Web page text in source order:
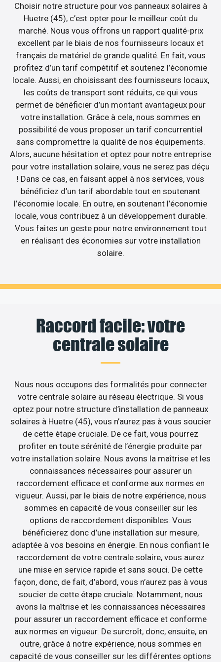
Choisir notre structure pour vos panneaux solaires à
Huetre (45), c’est opter pour le meilleur coût du
marché. Nous vous offrons un rapport qualité-prix
excellent par le biais de nos fournisseurs locaux et
français de matériel de grande qualité. En fait, vous
profitez d’un tarif compétitif et soutenez l’économie
locale. Aussi, en choisissant des fournisseurs locaux,
les coûts de transport sont réduits, ce qui vous
permet de bénéficier d’un montant avantageux pour
votre installation. Grâce à cela, nous sommes en
possibilité de vous proposer un tarif concurrentiel
sans compromettre la qualité de nos équipements.
Alors, aucune hésitation et optez pour notre entreprise
pour votre installation solaire, vous ne serez pas déçu
! Dans ce cas, en faisant appel à nos services, vous
bénéficiez d’un tarif abordable tout en soutenant
l’économie locale. En outre, en soutenant l’économie
locale, vous contribuez à un développement durable.
Vous faites un geste pour notre environnement tout
en réalisant des économies sur votre installation
solaire.
Raccord facile: votre
centrale solaire
Nous nous occupons des formalités pour connecter
votre centrale solaire au réseau électrique. Si vous
optez pour notre structure d’installation de panneaux
solaires à Huetre (45), vous n’aurez pas à vous soucier
de cette étape cruciale. De ce fait, vous pourrez
profiter en toute sérénité de l’énergie produite par
votre installation solaire. Nous avons la maîtrise et les
connaissances nécessaires pour assurer un
raccordement efficace et conforme aux normes en
vigueur. Aussi, par le biais de notre expérience, nous
sommes en capacité de vous conseiller sur les
options de raccordement disponibles. Vous
bénéficierez donc d’une installation sur mesure,
adaptée à vos besoins en énergie. En nous confiant le
raccordement de votre centrale solaire, vous aurez
une mise en service rapide et sans souci. De cette
façon, donc, de fait, d’abord, vous n’aurez pas à vous
soucier de cette étape cruciale. Notamment, nous
avons la maîtrise et les connaissances nécessaires
pour assurer un raccordement efficace et conforme
aux normes en vigueur. De surcroît, donc, ensuite, en
outre, grâce à notre expérience, nous sommes en
capacité de vous conseiller sur les différentes options